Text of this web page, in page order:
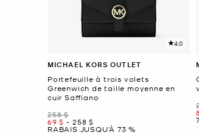
4.0
MICHAEL KORS OUTLET
Portefeuille à trois volets
Greenwich de taille moyenne en
cuir Saffiano
était
258 $
maintenant
69 $ -
to maintenant
258 $
RABAIS JUSQU’À 73 %